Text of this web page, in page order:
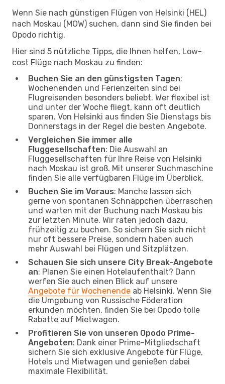
Wenn Sie nach günstigen Flügen von Helsinki (HEL)
nach Moskau (MOW) suchen, dann sind Sie finden bei
Opodo richtig.
Hier sind 5 nützliche Tipps, die Ihnen helfen, Low-
cost Flüge nach Moskau zu finden:
Buchen Sie an den günstigsten Tagen:
Wochenenden und Ferienzeiten sind bei
Flugreisenden besonders beliebt. Wer flexibel ist
und unter der Woche fliegt, kann oft deutlich
sparen. Von Helsinki aus finden Sie Dienstags bis
Donnerstags in der Regel die besten Angebote.
Vergleichen Sie immer alle
Fluggesellschaften: Die Auswahl an
Fluggesellschaften für Ihre Reise von Helsinki
nach Moskau ist groß. Mit unserer Suchmaschine
finden Sie alle verfügbaren Flüge im Überblick.
Buchen Sie im Voraus: Manche lassen sich
gerne von spontanen Schnäppchen überraschen
und warten mit der Buchung nach Moskau bis
zur letzten Minute. Wir raten jedoch dazu,
frühzeitig zu buchen. So sichern Sie sich nicht
nur oft bessere Preise, sondern haben auch
mehr Auswahl bei Flügen und Sitzplätzen.
Schauen Sie sich unsere City Break-Angebote
an: Planen Sie einen Hotelaufenthalt? Dann
werfen Sie auch einen Blick auf unsere
Angebote für Wochenende ab Helsinki. Wenn Sie
die Umgebung von Russische Föderation
erkunden möchten, finden Sie bei Opodo tolle
Rabatte auf Mietwagen.
Profitieren Sie von unseren Opodo Prime-
Angeboten: Dank einer Prime-Mitgliedschaft
sichern Sie sich exklusive Angebote für Flüge,
Hotels und Mietwagen und genießen dabei
maximale Flexibilität.